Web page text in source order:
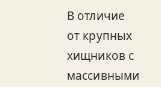
В отличие
от крупных
хищников с
массивными